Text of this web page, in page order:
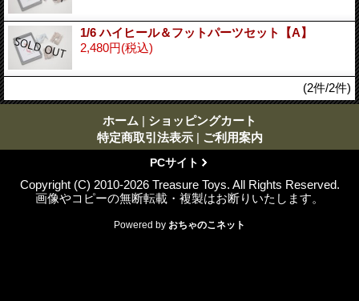
1/6 ハイヒール＆フットパーツセット【A】
2,480円(税込)
(2件/2件)
ホーム | ショッピングカート
特定商取引法表示 | ご利用案内
PCサイト
Copyright (C) 2010-2026 Treasure Toys. All Rights Reserved.
画像やコピーの無断転載・複製はお断りいたします。
Powered by おちゃのこネット